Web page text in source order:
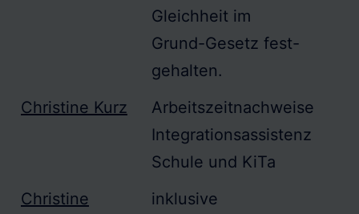
Gleichheit im
Grund-Gesetz fest-
gehalten.
Christine Kurz
Arbeitszeitnachweise
Integrationsassistenz
Schule und KiTa
Christine
inklusive